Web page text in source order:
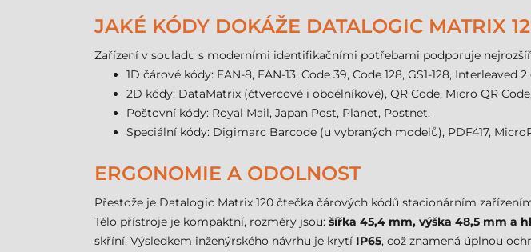
JAKÉ KÓDY DOKÁŽE DATALOGIC MATRIX
Zařízení v souladu s moderními identifikačními potřebami podporuje
1D čárové kódy: EAN-8, EAN-13, Code 39, Code 128, GS1-128, Interleaved 2
2D kódy: DataMatrix (čtvercové i obdélníkové), QR Code, Micro QR
Poštovní kódy: Royal Mail, Japan Post, Planet, Postnet.
Speciální kódy: Digimarc Barcode (u vybraných modelů), PDF417,
ERGONOMIE A ODOLNOST
Přestože je Datalogic Matrix 120 čtečka čárových kódů stacionárním
Tělo přístroje je kompaktní, rozměry jsou: šířka 45,4 mm, výška 48,5 mm a
skříní. Výsledkem inženýrského návrhu je krytí IP65, což znamená úplnou